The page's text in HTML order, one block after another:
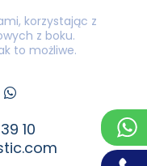
korzystając z
z boku.
to możliwe.
10